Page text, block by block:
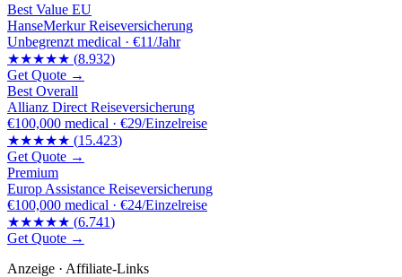
Best Value EU
HanseMerkur Reiseversicherung
Unbegrenzt medical · €11/Jahr
★★★★★ (8.932)
Get Quote →
Best Overall
Allianz Direct Reiseversicherung
€100,000 medical · €29/Einzelreise
★★★★★ (15.423)
Get Quote →
Premium
Europ Assistance Reiseversicherung
€100,000 medical · €24/Einzelreise
★★★★★ (6.741)
Get Quote →
Anzeige · Affiliate-Links